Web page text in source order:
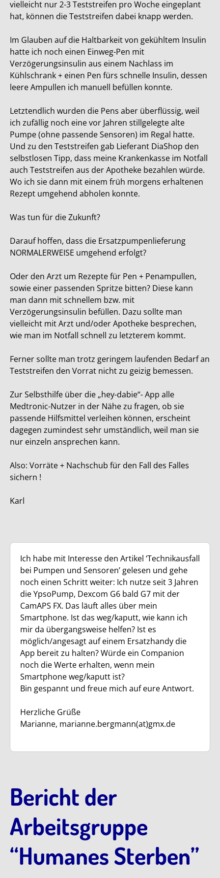
vielleicht nur 2-3 Teststreifen pro Woche eingeplant
hat, können die Teststreifen dabei knapp werden.
Im Glauben auf die Haltbarkeit von gekühltem Insulin
hatte ich noch einen Einweg-Pen mit
Verzögerungsinsulin aus einem Nachlass im
Kühlschrank + einen Pen fürs schnelle Insulin, dessen
leere Ampullen ich manuell befüllen konnte.
Letztendlich wurden die Pens aber überflüssig, weil
ich zufällig noch eine vor Jahren stillgelegte alte
Pumpe (ohne passende Sensoren) im Regal hatte.
Und zu den Teststreifen gab Lieferant DiaShop den
selbstlosen Tipp, dass meine Krankenkasse im Notfall
auch Teststreifen aus der Apotheke bezahlen würde.
Wo ich sie dann mit einem früh morgens erhaltenen
Rezept umgehend abholen konnte.
Was tun für die Zukunft?
Darauf hoffen, dass die Ersatzpumpenlieferung
NORMALERWEISE umgehend erfolgt?
Oder den Arzt um Rezepte für Pen + Penampullen,
sowie einer passenden Spritze bitten? Diese kann
man dann mit schnellem bzw. mit
Verzögerungsinsulin befüllen. Dazu sollte man
vielleicht mit Arzt und/oder Apotheke besprechen,
wie man im Notfall schnell zu letzterem kommt.
Ferner sollte man trotz geringem laufenden Bedarf an
Teststreifen den Vorrat nicht zu geizig bemessen.
Zur Selbsthilfe über die „hey-dabie“- App alle
Medtronic-Nutzer in der Nähe zu fragen, ob sie
passende Hilfsmittel verleihen können, erscheint
dagegen zumindest sehr umständlich, weil man sie
nur einzeln ansprechen kann.
Also: Vorräte + Nachschub für den Fall des Falles
sichern !
Karl
Ich habe mit Interesse den Artikel ‘Technikausfall
bei Pumpen und Sensoren’ gelesen und gehe
noch einen Schritt weiter: Ich nutze seit 3 Jahren
die YpsoPump, Dexcom G6 bald G7 mit der
CamAPS FX. Das läuft alles über mein
Smartphone. Ist das weg/kaputt, wie kann ich
mir da übergangsweise helfen? Ist es
möglich/angesagt auf einem Ersatzhandy die
App bereit zu halten? Würde ein Companion
noch die Werte erhalten, wenn mein
Smartphone weg/kaputt ist?
Bin gespannt und freue mich auf eure Antwort.
Herzliche Grüße
Marianne, marianne.bergmann(at)gmx.de
Bericht der
Arbeitsgruppe
“Humanes Sterben”